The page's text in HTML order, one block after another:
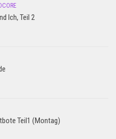
Ich, Teil 2
Teil1 (Montag)